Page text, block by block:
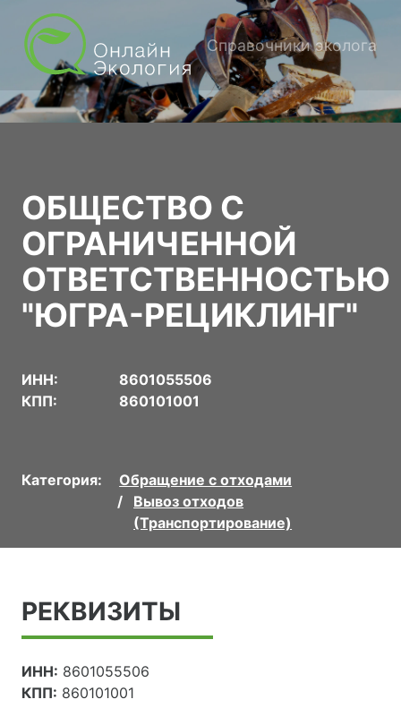
Справочники эколога
ОБЩЕСТВО С
ОГРАНИЧЕННОЙ
ОТВЕТСТВЕННОСТЬЮ
"ЮГРА-РЕЦИКЛИНГ"
ИНН:
8601055506
КПП:
860101001
Категория:
Обращение с отходами
Вывоз отходов
(Транспортирование)
РЕКВИЗИТЫ
ИНН: 8601055506
КПП: 860101001